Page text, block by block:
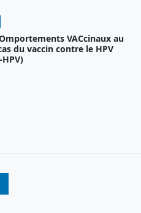
VACcinaux au
du vaccin contre le HPV
HPV)